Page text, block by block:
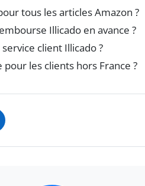
tous les articles Amazon ?
Illicado en avance ?
client Illicado ?
les clients hors France ?